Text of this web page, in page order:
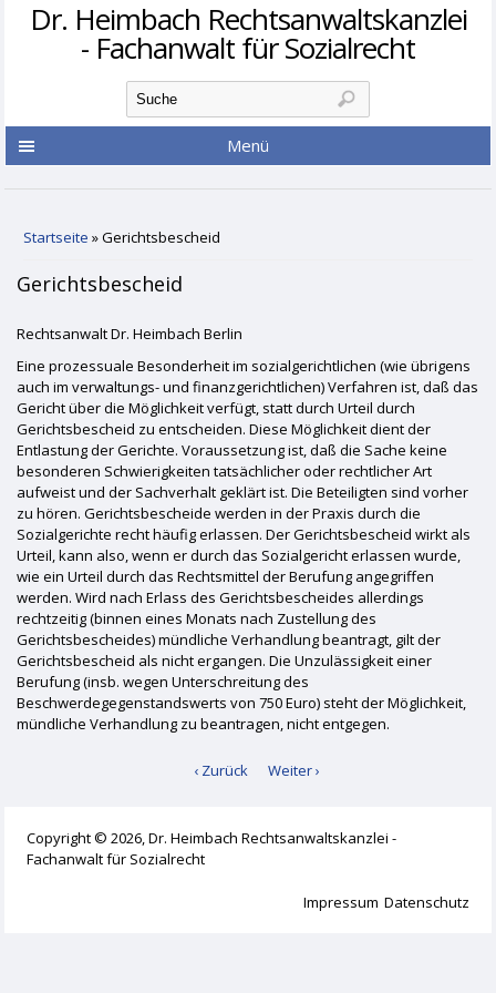
Dr. Heimbach Rechtsanwaltskanzlei
- Fachanwalt für Sozialrecht
Suchformular
Suche
Menü
Sie sind hier
Startseite » Gerichtsbescheid
Gerichtsbescheid
Rechtsanwalt Dr. Heimbach Berlin
Eine prozessuale Besonderheit im sozialgerichtlichen (wie übrigens
auch im verwaltungs- und finanzgerichtlichen) Verfahren ist, daß das
Gericht über die Möglichkeit verfügt, statt durch Urteil durch
Gerichtsbescheid zu entscheiden. Diese Möglichkeit dient der
Entlastung der Gerichte. Voraussetzung ist, daß die Sache keine
besonderen Schwierigkeiten tatsächlicher oder rechtlicher Art
aufweist und der Sachverhalt geklärt ist. Die Beteiligten sind vorher
zu hören. Gerichtsbescheide werden in der Praxis durch die
Sozialgerichte recht häufig erlassen. Der Gerichtsbescheid wirkt als
Urteil, kann also, wenn er durch das Sozialgericht erlassen wurde,
wie ein Urteil durch das Rechtsmittel der Berufung angegriffen
werden. Wird nach Erlass des Gerichtsbescheides allerdings
rechtzeitig (binnen eines Monats nach Zustellung des
Gerichtsbescheides) mündliche Verhandlung beantragt, gilt der
Gerichtsbescheid als nicht ergangen. Die Unzulässigkeit einer
Berufung (insb. wegen Unterschreitung des
Beschwerdegegenstandswerts von 750 Euro) steht der Möglichkeit,
mündliche Verhandlung zu beantragen, nicht entgegen.
‹ Zurück Weiter ›
Copyright © 2026, Dr. Heimbach Rechtsanwaltskanzlei -
Fachanwalt für Sozialrecht
Datenschutz
Impressum